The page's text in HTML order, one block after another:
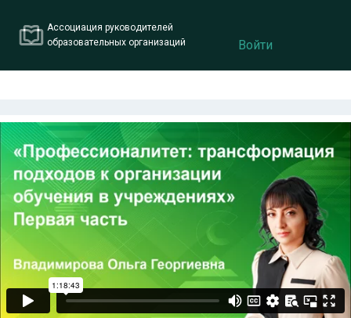
Ассоциация руководителей
образовательных организаций
Войти